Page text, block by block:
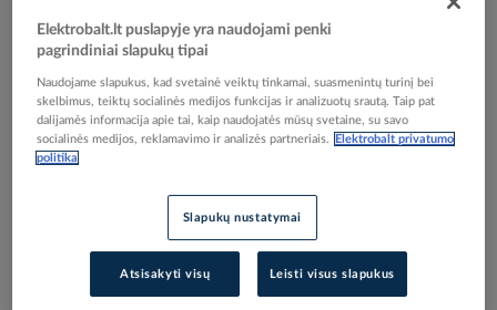
Skip
the
Reali prekė gali skirtis nuo pavaizduotos nuotraukoje
Relė srovės nuotėkio RCCB 4P 25A 300mA AC-tipas
Elektrobalt prekės kodas
8012542893301
Gamintojo prekės kodas
2CSF204003R3250
Elektrobalt.lt puslapyje yra naudojami penki
pagrindiniai slapukų tipai
Naudojame slapukus, kad svetainė veiktų tinkamai, suasmenintų turinį bei
skelbimus, teiktų socialinės medijos funkcijas ir analizuotų srautą. Taip pat
dalijamės informacija apie tai, kaip naudojatės mūsų svetaine, su savo
socialinės medijos, reklamavimo ir analizės partneriais.
Elektrobalt privatumo
politika
Slapukų nustatymai
Atsisakyti visų Leisti visus slapukus